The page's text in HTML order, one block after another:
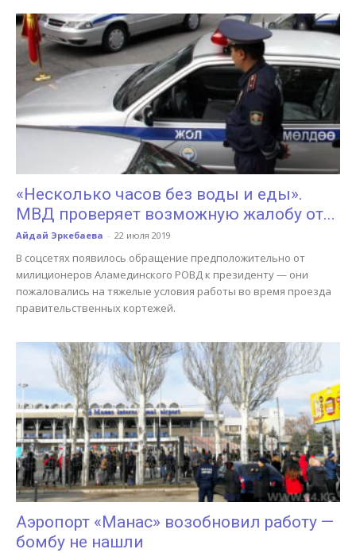
«Несколько часов без воды и еды».
МВД проверяет возможную жалобу от...
Айдай Эркебаева - 22 июля 2019
В соцсетях появилось обращение предположительно от
милиционеров Аламединского РОВД к президенту — они
пожаловались на тяжелые условия работы во время проезда
правительственных кортежей.
Аэропорт «Манас» возобновил работу —
бомбу не нашли